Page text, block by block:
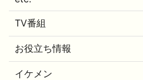
TV番組
お役立ち情報
イケメン